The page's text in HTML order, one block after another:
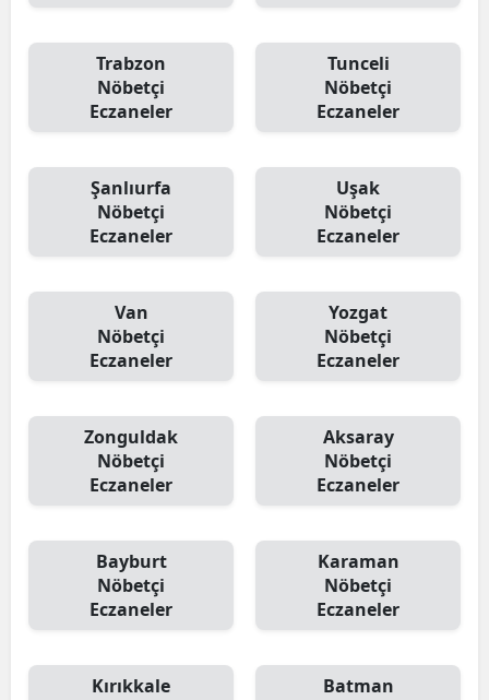
Trabzon
Nöbetçi
Eczaneler
Tunceli
Nöbetçi
Eczaneler
Şanlıurfa
Nöbetçi
Eczaneler
Uşak
Nöbetçi
Eczaneler
Van
Nöbetçi
Eczaneler
Yozgat
Nöbetçi
Eczaneler
Zonguldak
Nöbetçi
Eczaneler
Aksaray
Nöbetçi
Eczaneler
Bayburt
Nöbetçi
Eczaneler
Karaman
Nöbetçi
Eczaneler
Kırıkkale
Batman